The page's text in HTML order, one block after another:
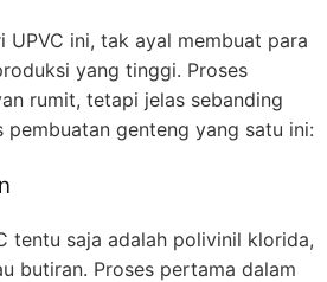
ini, tak ayal membuat para
yang tinggi. Proses
rumit, tetapi jelas sebanding
genteng yang satu ini:
tentu saja adalah polivinil klorida,
butiran. Proses pertama dalam